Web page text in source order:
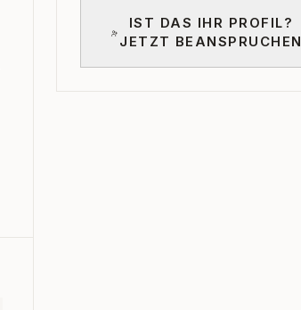
IST DAS IHR PROFIL?
JETZT BEANSPRUCHEN